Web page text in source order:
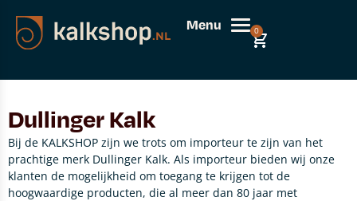
Menu 0
Dullinger Kalk
Bij de KALKSHOP zijn we trots om importeur te zijn van het
prachtige merk Dullinger Kalk. Als importeur bieden wij onze
klanten de mogelijkheid om toegang te krijgen tot de
hoogwaardige producten, die al meer dan 80 jaar met